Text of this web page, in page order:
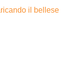
il bellese